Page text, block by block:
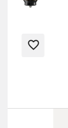
favorite_border